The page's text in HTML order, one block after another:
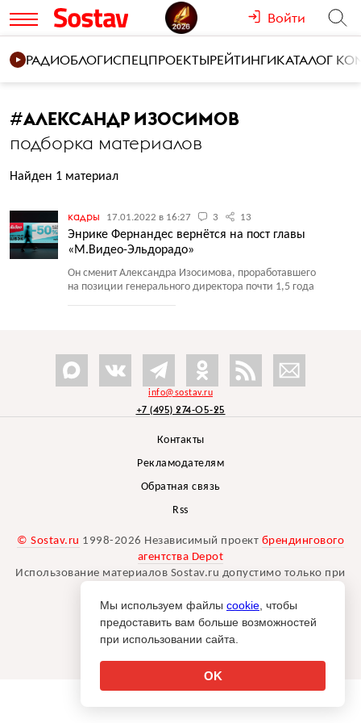
Войти
РАДИОБЛОГИСПЕЦПРОЕКТЫРЕЙТИНГИКАТАЛОГ
#АЛЕКСАНДР ИЗОСИМОВ
подборка материалов
Найден 1 материал
кадры 17.01.2022 в 16:27 3 13
Энрике Фернандес вернётся на пост главы
«М.Видео-Эльдорадо»
Он сменит Александра Изосимова, проработавшего
на позиции генерального директора почти 1,5 года
info@sostav.ru
+7 (495) 274-05-25
Контакты
Рекламодателям
Обратная связь
Rss
© Sostav.ru 1998-2026 Независимый проект брендингового
агентства Depot
Использование материалов Sostav.ru допустимо только при
Дизайн сайта -Liqium.
18+
Мы используем файлы cookie , чтобы
предоставить вам больше возможностей
при использовании сайта.
OK